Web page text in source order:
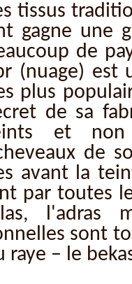
tissus
gagne une
de
(nuage) est
plus
de sa
et
de
avant la
par toutes
l'adras
sont
– le